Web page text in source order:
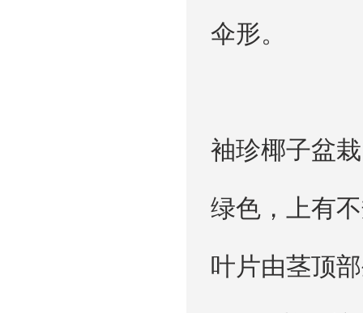
伞形。
袖珍椰子盆
绿色，上有
叶片由茎顶